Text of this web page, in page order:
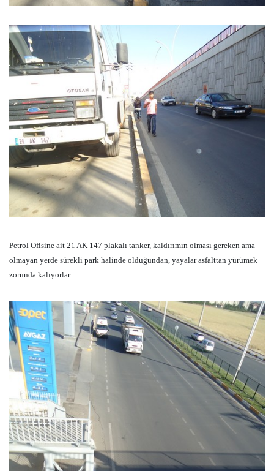
Petrol Ofisine ait 21 AK 147 plakalı tanker, kaldırımın olması gereken ama
olmayan yerde sürekli park halinde olduğundan, yayalar asfalttan yürümek
zorunda kalıyorlar.